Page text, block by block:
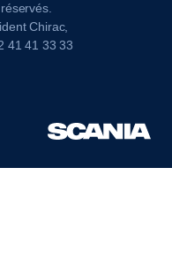
Chirac,
41 41 33 33